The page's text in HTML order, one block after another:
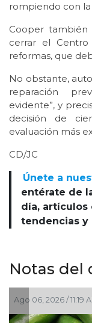
rompiendo con
Cooper
cerrar el
reformas, que
No obstante,
reparación
evidente”, y
decisión de
evaluación más
CD/JC
Únete a
entérate de
día,
tendencias y
Notas del